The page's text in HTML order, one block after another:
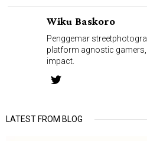
Wiku Baskoro
Penggemar
platform agnostic
impact.
LATEST FROM BLOG